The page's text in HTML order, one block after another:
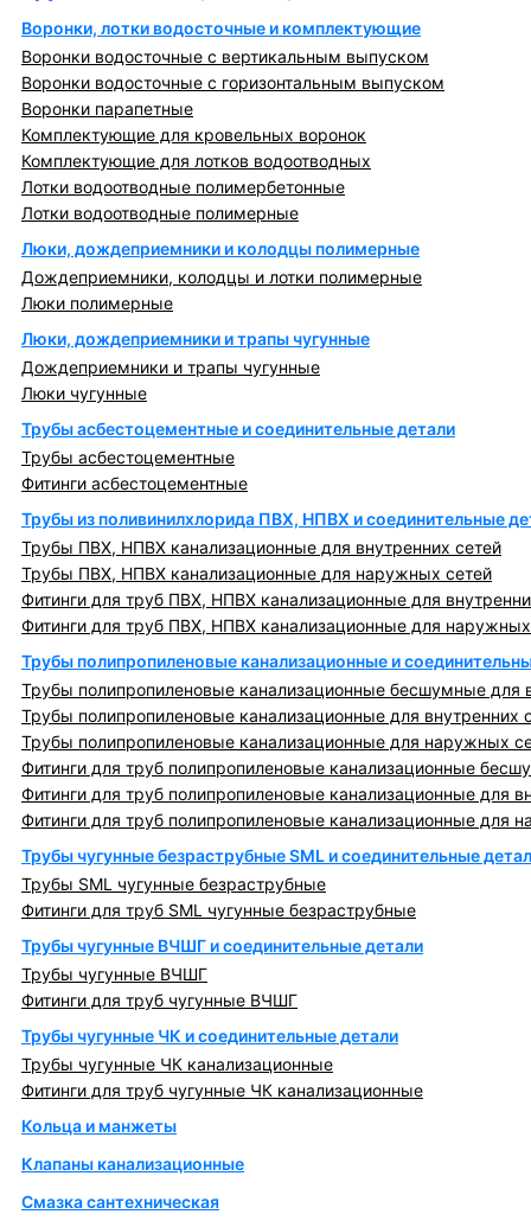
Воронки, лотки водосточные и комплектующие
Воронки водосточные с вертикальным выпуском
Воронки водосточные с горизонтальным выпуском
Воронки парапетные
Комплектующие для кровельных воронок
Комплектующие для лотков водоотводных
Лотки водоотводные полимербетонные
Лотки водоотводные полимерные
Люки, дождеприемники и колодцы полимерные
Дождеприемники, колодцы и лотки полимерные
Люки полимерные
Люки, дождеприемники и трапы чугунные
Дождеприемники и трапы чугунные
Люки чугунные
Трубы асбестоцементные и соединительные детали
Трубы асбестоцементные
Фитинги асбестоцементные
Трубы из поливинилхлорида ПВХ, НПВХ и соединительные
Трубы ПВХ, НПВХ канализационные для внутренних сетей
Трубы ПВХ, НПВХ канализационные для наружных сетей
Фитинги для труб ПВХ, НПВХ канализационные для
Фитинги для труб ПВХ, НПВХ канализационные для
Трубы полипропиленовые канализационные и
Трубы полипропиленовые канализационные бесшумные для
Трубы полипропиленовые канализационные для внутренних
Трубы полипропиленовые канализационные для наружных
Фитинги для труб полипропиленовые канализационные
Фитинги для труб полипропиленовые канализационные для
Фитинги для труб полипропиленовые канализационные для
Трубы чугунные безраструбные SML и соединительные
Трубы SML чугунные безраструбные
Фитинги для труб SML чугунные безраструбные
Трубы чугунные ВЧШГ и соединительные детали
Трубы чугунные ВЧШГ
Фитинги для труб чугунные ВЧШГ
Трубы чугунные ЧК и соединительные детали
Трубы чугунные ЧК канализационные
Фитинги для труб чугунные ЧК канализационные
Кольца и манжеты
Клапаны канализационные
Смазка сантехническая